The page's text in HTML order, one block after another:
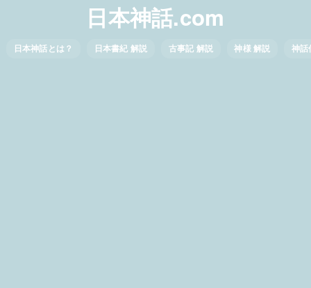
日本神話.com
日本神話とは？ 日本書紀 解説 古事記 解説 神様 解説 神話